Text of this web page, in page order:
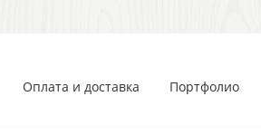
Оплата и доставка Портфолио